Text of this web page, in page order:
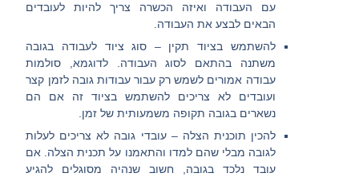
עם העבודה ואיזה הכשרה צריך להיות לעובדים
הבאים לבצע את העבודה.
להשתמש בציוד תקין – סוג ציוד לעבודה בגובה
משתנה בהתאם לסוג העבודה. לדוגמא, סולמות
עבודה אמורים לשמש רק עבור עבודות גובה לזמן קצר
ועובדים לא צריכים להשתמש בציוד זה אם הם
נשארים בגובה תקופה משמעותית של זמן.
להכין תוכנית הצלה – עובדי גובה לא צריכים לעלות
לגובה מבלי שהם למדו והתאמנו על תכנית הצלה. אם
עובד נלכד בגובה, חשוב שנהיה מסוגלים להגיע